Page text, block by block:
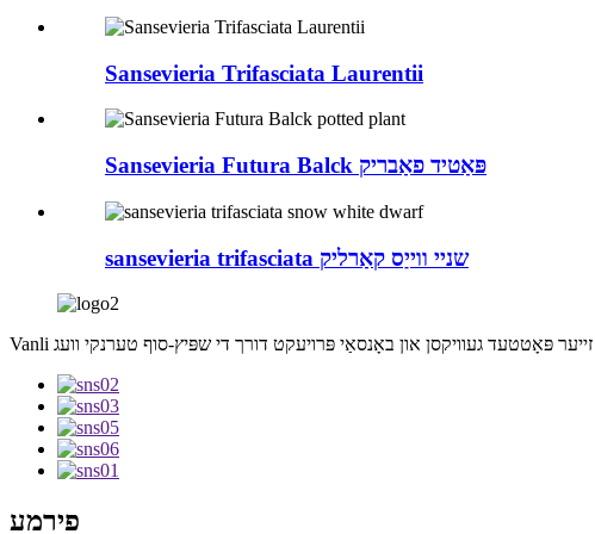
Sansevieria Trifasciata Laurentii
Sansevieria Futura Balck פּאַטיד פאַבריק
sansevieria trifasciata שניי ווייַס קאַרליק
פירמע